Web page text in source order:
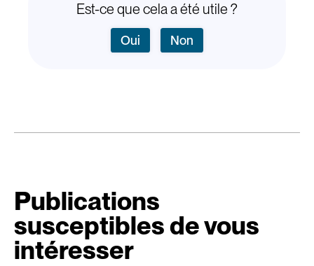
Est-ce que cela a été utile ?
Oui Non
Publications
susceptibles de vous
intéresser